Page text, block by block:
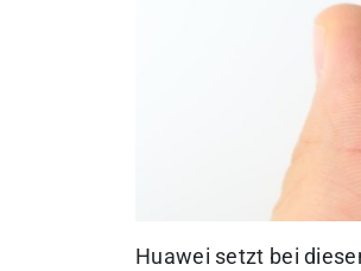
Huawei setzt bei